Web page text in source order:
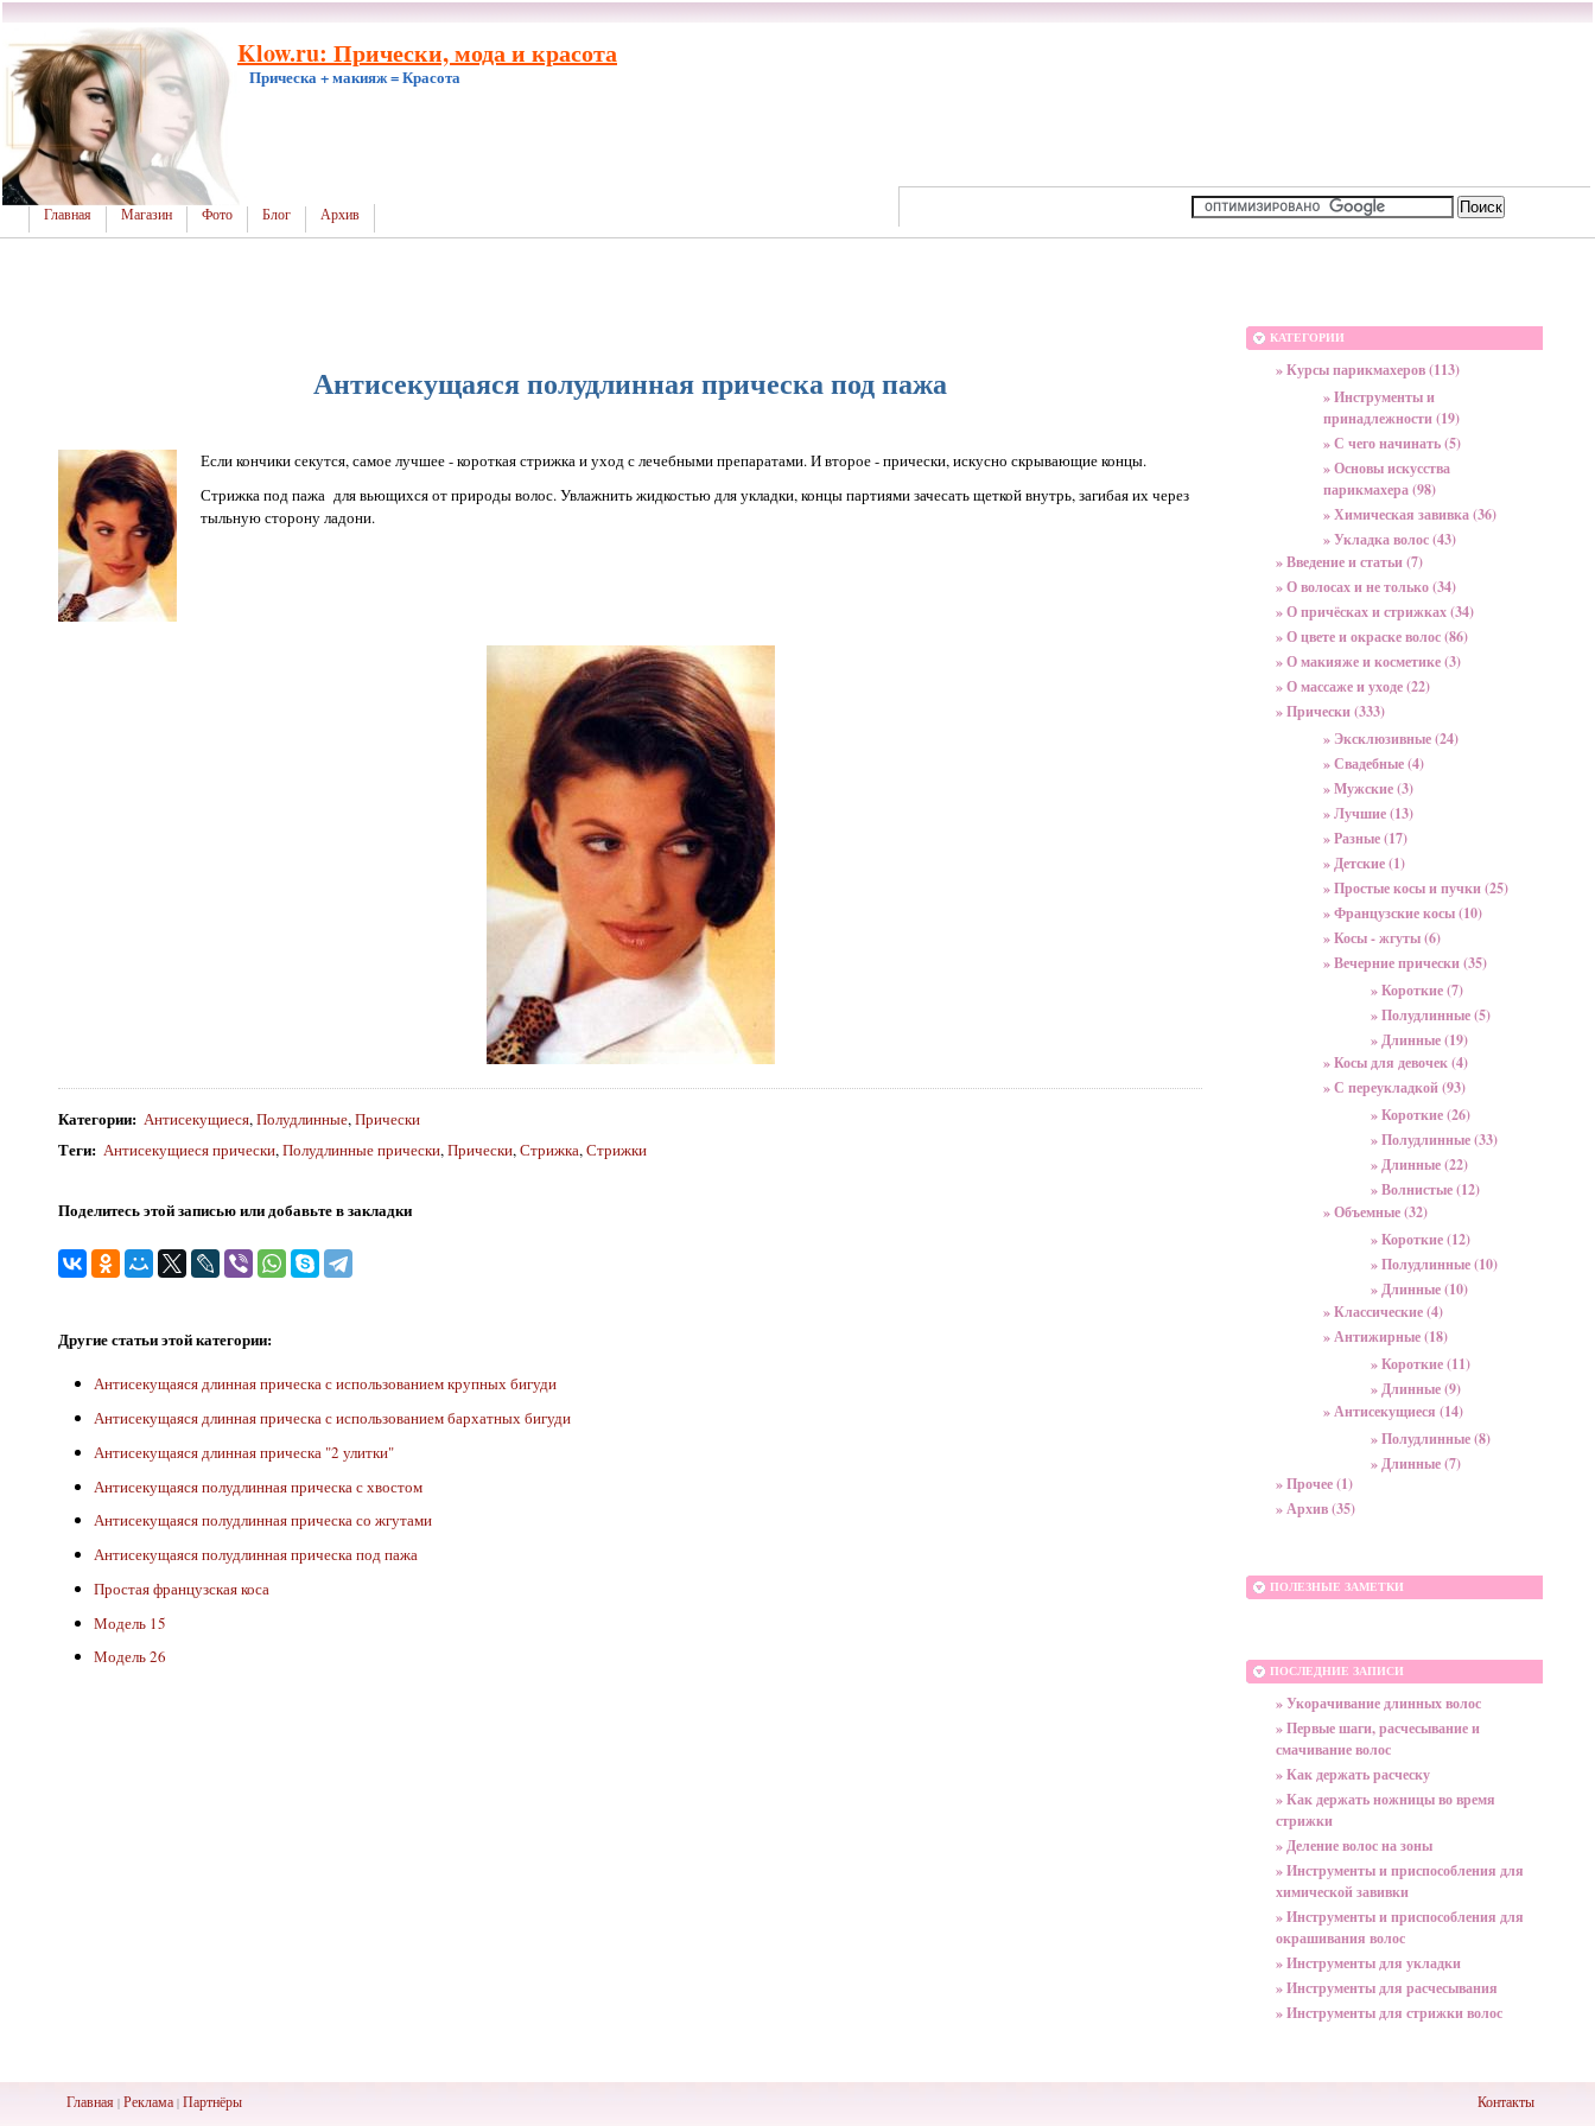
Klow.ru: Прически, мода и красота
Прическа + макияж = Красота
Главная Магазин Фото Блог Архив
Антисекущаяся полудлинная прическа под пажа
Если кончики секутся, самое лучшее - короткая стрижка и уход с лечебными препаратами. И второе - прически, искусно скрывающие концы.
Стрижка под пажа для вьющихся от природы волос. Увлажнить жидкостью для укладки, концы партиями зачесать щеткой внутрь, загибая их через
тыльную сторону ладони.
Категории: Антисекущиеся,Полудлинные,Прически
Теги: Антисекущиеся прически,Полудлинные прически,Прически,Стрижка,Стрижки
Поделитесь этой записью или добавьте в закладки
Другие статьи этой категории:
Антисекущаяся длинная прическа с использованием крупных бигуди
Антисекущаяся длинная прическа с использованием бархатных бигуди
Антисекущаяся длинная прическа "2 улитки"
Антисекущаяся полудлинная прическа с хвостом
Антисекущаяся полудлинная прическа со жгутами
Антисекущаяся полудлинная прическа под пажа
Простая французская коса
Модель 15
Модель 26
КАТЕГОРИИ
» Курсы парикмахеров (113)
» Инструменты и
принадлежности (19)
» С чего начинать (5)
» Основы искусства
парикмахера (98)
» Химическая завивка (36)
» Укладка волос (43)
» Введение и статьи (7)
» О волосах и не только (34)
» О причёсках и стрижках (34)
» О цвете и окраске волос (86)
» О макияже и косметике (3)
» О массаже и уходе (22)
» Прически (333)
» Эксклюзивные (24)
» Свадебные (4)
» Мужские (3)
» Лучшие (13)
» Разные (17)
» Детские (1)
» Простые косы и пучки (25)
» Французские косы (10)
» Косы - жгуты (6)
» Вечерние прически (35)
» Короткие (7)
» Полудлинные (5)
» Длинные (19)
» Косы для девочек (4)
» С переукладкой (93)
» Короткие (26)
» Полудлинные (33)
» Длинные (22)
» Волнистые (12)
» Объемные (32)
» Короткие (12)
» Полудлинные (10)
» Длинные (10)
» Классические (4)
» Антижирные (18)
» Короткие (11)
» Длинные (9)
» Антисекущиеся (14)
» Полудлинные (8)
» Длинные (7)
» Прочее (1)
» Архив (35)
ПОЛЕЗНЫЕ ЗАМЕТКИ
ПОСЛЕДНИЕ ЗАПИСИ
» Укорачивание длинных волос
» Первые шаги, расчесывание и
смачивание волос
» Как держать расческу
» Как держать ножницы во время
стрижки
» Деление волос на зоны
» Инструменты и приспособления для
химической завивки
» Инструменты и приспособления для
окрашивания волос
» Инструменты для укладки
» Инструменты для расчесывания
» Инструменты для стрижки волос
Главная| Реклама| Партнёры Контакты